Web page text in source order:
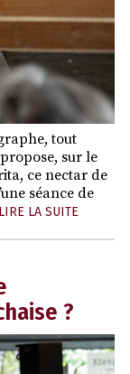
tout
sur le
ce nectar de
séance de
LIRE LA SUITE
?